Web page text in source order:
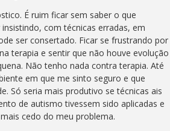
É ruim ficar sem saber o que
com técnicas erradas, em
ser consertado. Ficar se frustrando por
terapia e sentir que não houve evolução
Não tenho nada contra terapia. Até
em que me sinto seguro e que
Só seria mais produtivo se técnicas ais
de autismo tivessem sido aplicadas e
cedo do meu problema.